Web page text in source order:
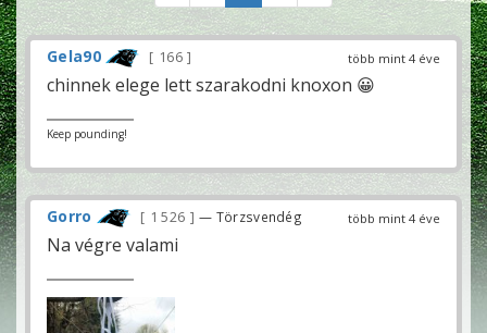
több mint 4 éve
Gela90 166
chinnek elege lett szarakodni knoxon 😀
Keep pounding!
több mint 4 éve
Gorro 1 526 — Törzsvendég
Na végre valami